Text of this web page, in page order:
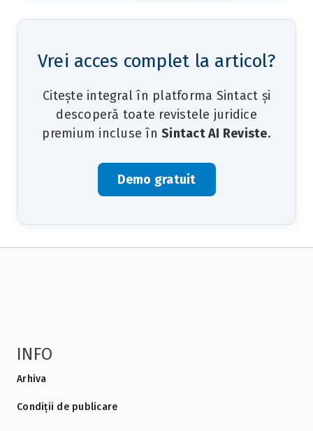
Vrei acces complet la articol?
Citește integral în platforma Sintact și
descoperă toate revistele juridice
premium incluse în Sintact AI Reviste.
Demo gratuit
INFO
Arhiva
Condiții de publicare